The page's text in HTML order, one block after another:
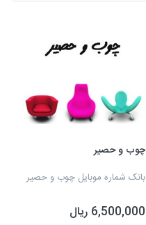
چوب و حصیر
بانک شماره موبایل چوب و حصیر
6,500,000 ریال